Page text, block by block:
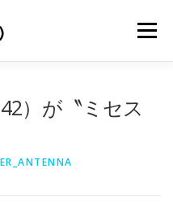
メニュー
）が〝ミセス